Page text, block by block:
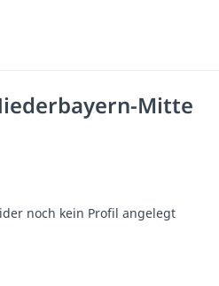
Mitte
noch kein Profil angelegt